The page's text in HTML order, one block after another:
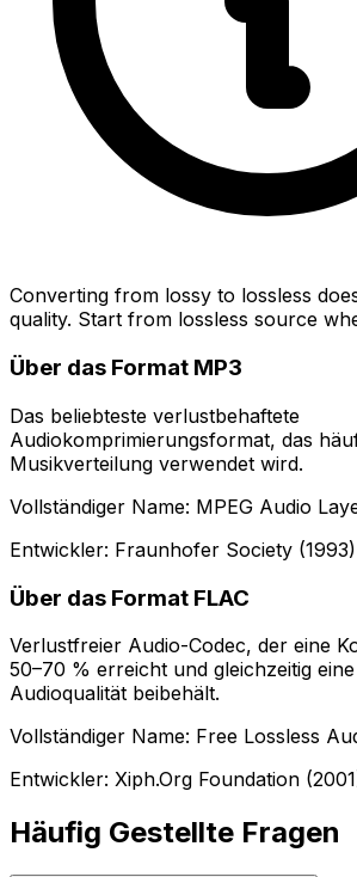
Converting from lossy to lossless
quality. Start from lossless source
Über das Format MP3
Das beliebteste verlustbehaftete
Audiokomprimierungsformat, das
Musikverteilung verwendet wird.
Vollständiger Name: MPEG Audio
Entwickler: Fraunhofer Society (1993)
Über das Format FLAC
Verlustfreier Audio-Codec, der eine
50–70 % erreicht und gleichzeitig
Audioqualität beibehält.
Vollständiger Name: Free Lossless
Entwickler: Xiph.Org Foundation
Häufig Gestellte Fragen